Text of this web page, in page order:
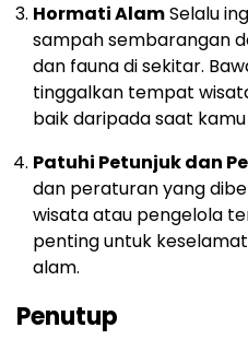
Hormati AlamSelalu
sampah sembarangan
dan fauna di sekitar.
tinggalkan tempat
baik daripada saat
Patuhi Petunjuk dan
dan peraturan yang
wisata atau pengelola
penting untuk
alam.
Penutup